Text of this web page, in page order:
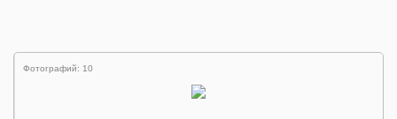
Фотографий: 10